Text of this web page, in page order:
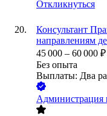
Откликнуться
Консультант
направлениям
45 000 – 60 000 ₽
Без опыта
Выплаты: Два
Администрация